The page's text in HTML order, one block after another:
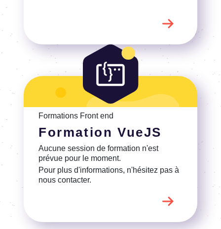
Formations Front end
Formation VueJS
Aucune session de formation n'est
prévue pour le moment.
Pour plus d'informations, n'hésitez pas à
nous contacter.
Voir la Formation VueJS